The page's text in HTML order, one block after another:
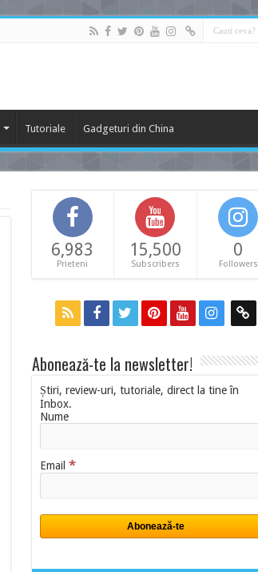
Tutoriale Gadgeturi din China
6,983
Prieteni
15,500
Subscribers
0
Followers
Abonează-te la newsletter!
Știri, review-uri, tutoriale, direct la tine în
Inbox.
Nume
Email *